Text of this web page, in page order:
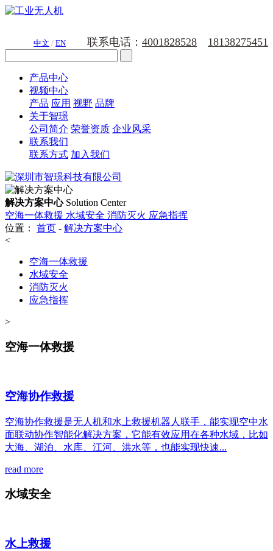
中文 / EN 联系电话： 4001828528 18138275451
产品中心
视频中心
产品 应用 视野 品牌
关于智璟
公司简介 荣誉资质 企业风采
联系我们
联系方式 加入我们
解决方案中心 Solution Center
空海一体救援 水域安全 消防灭火 应急指挥
位置：
首页 - 解决方案中心
<
空海一体救援
水域安全
消防灭火
应急指挥
>
空海一体救援
空海协作救援
空海协作救援是无人机和水上救援机器人联手，能实现空中水
面联动协作智能化解决方案，它能有效应用在各种水域，比如
大海、湖泊、水库、江河、洪水等，也能实现快速...
read more
水域安全
水上救援